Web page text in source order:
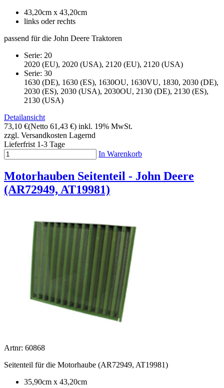
43,20cm x 43,20cm
links oder rechts
passend für die John Deere Traktoren
Serie: 20
2020 (EU), 2020 (USA), 2120 (EU), 2120 (USA)
Serie: 30
1630 (DE), 1630 (ES), 1630OU, 1630VU, 1830, 2030 (DE),
2030 (ES), 2030 (USA), 2030OU, 2130 (DE), 2130 (ES),
2130 (USA)
Detailansicht
73,10 €(Netto 61,43 €) inkl. 19% MwSt.
zzgl. Versandkosten Lagernd
Lieferfrist 1-3 Tage
In Warenkorb
Motorhauben Seitenteil - John Deere
(AR72949, AT19981)
Artnr: 60868
Seitenteil für die Motorhaube (AR72949, AT19981)
35,90cm x 43,20cm